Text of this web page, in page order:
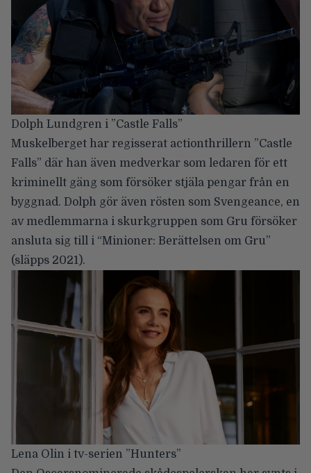
Dolph Lundgren i ”Castle Falls”
Muskelberget har regisserat actionthrillern ”Castle
Falls” där han även medverkar som ledaren för ett
kriminellt gäng som försöker stjäla pengar från en
byggnad. Dolph gör även rösten som Svengeance, en
av medlemmarna i skurkgruppen som Gru försöker
ansluta sig till i “Minioner: Berättelsen om Gru”
(släpps 2021).
Lena Olin i tv-serien ”Hunters”